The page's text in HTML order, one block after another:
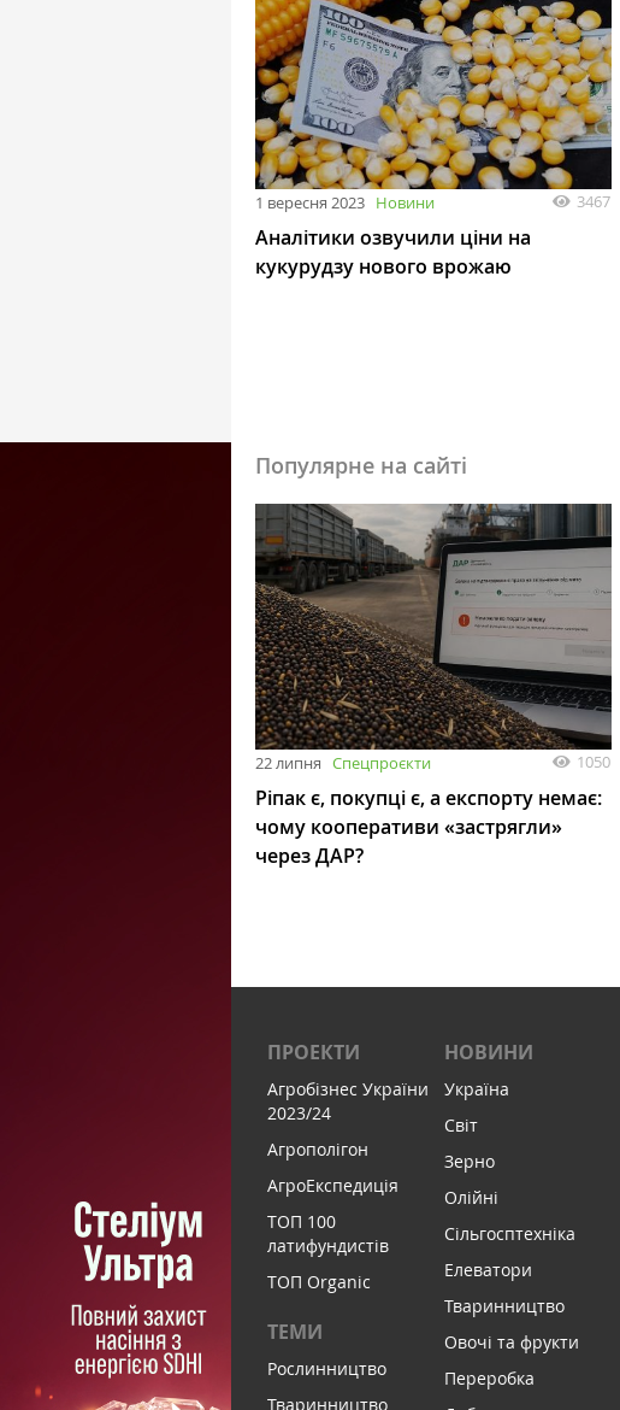
1 вересня 2023 Новини 3467
Аналітики озвучили ціни на
кукурудзу нового врожаю
Популярне на сайті
22 липня Спецпроєкти 1050
Ріпак є, покупці є, а експорту немає:
чому кооперативи «застрягли»
через ДАР?
ПРОЕКТИ
Агробізнес України
2023/24
Агрополігон
АгроЕкспедиція
ТОП 100
латифундистів
ТОП Organic
ТЕМИ
Рослинництво
Тваринництво
НОВИНИ
Україна
Світ
Зерно
Олійні
Сільгосптехніка
Елеватори
Тваринництво
Овочі та фрукти
Переробка